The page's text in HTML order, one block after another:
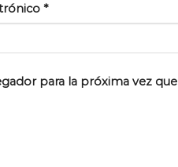
*
para la próxima vez que